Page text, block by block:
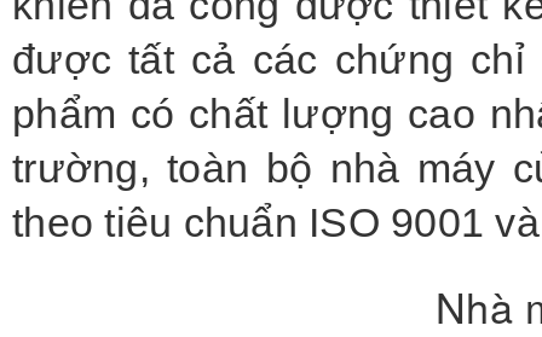
được tất cả các chứng
phẩm có chất lượng cao
trường, toàn bộ nhà máy
theo tiêu chuẩn ISO 9001
Nhà